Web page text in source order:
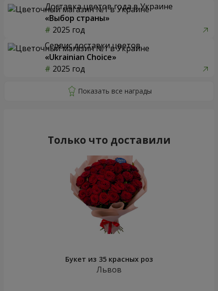
Доставка цветов года в Украине
«Выбор страны»
2025 год
Сервис доставки цветов
«Ukrainian Choice»
2025 год
Только что доставили
Букет из 35 красных роз
Львов